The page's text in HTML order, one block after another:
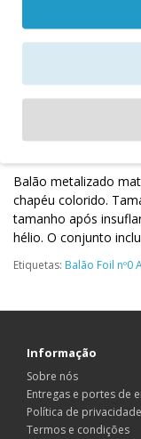
Descrição
Balão metalizado
chapéu colorido.
tamanho após
hélio. O conjunto
Etiquetas: Balão Foil nº0
Informação
Sobre nós
Entregas e portes de
Política de privacidade
Termos e condições